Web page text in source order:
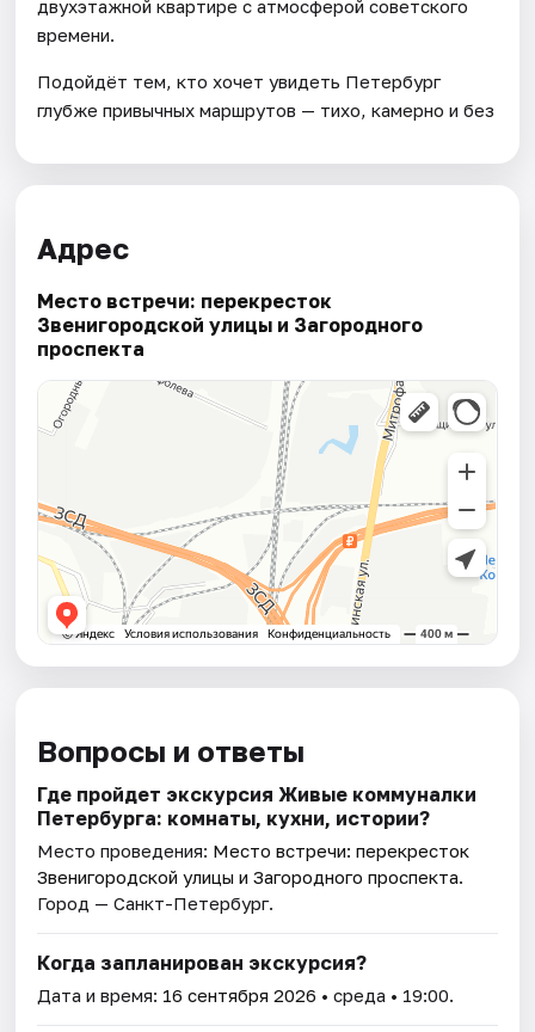
двухэтажной квартире с атмосферой советского
времени.
Подойдёт тем, кто хочет увидеть Петербург
глубже привычных маршрутов — тихо, камерно и без
Адрес
Место встречи: перекресток
Звенигородской улицы и Загородного
проспекта
Вопросы и ответы
Где пройдет экскурсия Живые коммуналки
Петербурга: комнаты, кухни, истории?
Место проведения: Место встречи: перекресток
Звенигородской улицы и Загородного проспекта.
Город — Санкт-Петербург.
Когда запланирован экскурсия?
Дата и время: 16 сентября 2026 • среда • 19:00.